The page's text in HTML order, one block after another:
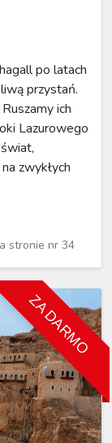
po latach
przystań.
ich
Lazurowego
zwykłych
stronie nr 34
ZA DARMO